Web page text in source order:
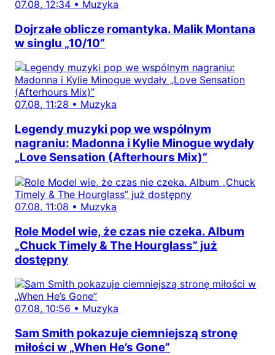
07.08, 12:34 • Muzyka
Dojrzałe oblicze romantyka. Malik Montana
w singlu „10/10”
07.08, 11:28 • Muzyka
Legendy muzyki pop we wspólnym
nagraniu: Madonna i Kylie Minogue wydały
„Love Sensation (Afterhours Mix)”
07.08, 11:08 • Muzyka
Role Model wie, że czas nie czeka. Album
„Chuck Timely & The Hourglass” już
dostępny
07.08, 10:56 • Muzyka
Sam Smith pokazuje ciemniejszą stronę
miłości w „When He’s Gone”